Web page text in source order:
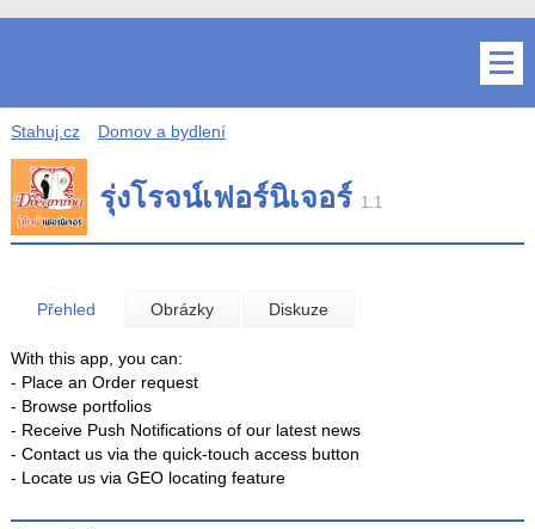
Stahuj.cz Domov a bydlení
รุ่งโรจน์เฟอร์นิเจอร์ 1.1
Přehled Obrázky Diskuze
With this app, you can:
- Place an Order request
- Browse portfolios
- Receive Push Notifications of our latest news
- Contact us via the quick-touch access button
- Locate us via GEO locating feature